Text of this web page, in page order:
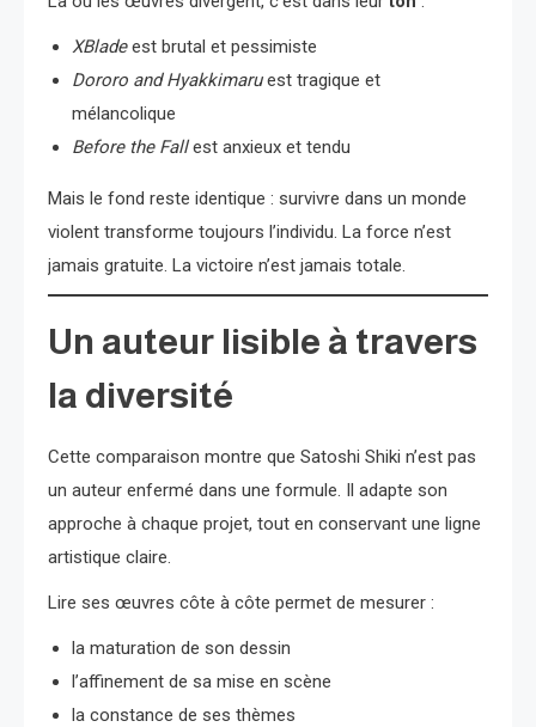
XBladeest brutal et pessimiste
Dororo and Hyakkimaruest tragique et
mélancolique
Before the Fallest anxieux et tendu
Mais le fond reste identique : survivre dans un monde
violent transforme toujours l’individu. La force n’est
jamais gratuite. La victoire n’est jamais totale.
Un auteur lisible à travers
la diversité
Cette comparaison montre que Satoshi Shiki n’est pas
un auteur enfermé dans une formule. Il adapte son
approche à chaque projet, tout en conservant une ligne
artistique claire.
Lire ses œuvres côte à côte permet de mesurer :
la maturation de son dessin
l’affinement de sa mise en scène
la constance de ses thèmes